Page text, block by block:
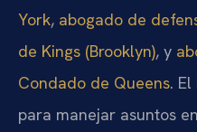
York, abogado de
de Kings (Brooklyn), y
Condado de Queens.
para manejar asuntos